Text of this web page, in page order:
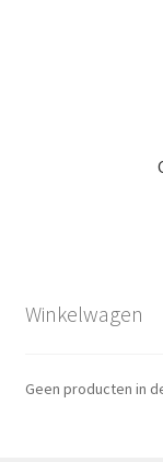
Winkelwagen
Geen producten in